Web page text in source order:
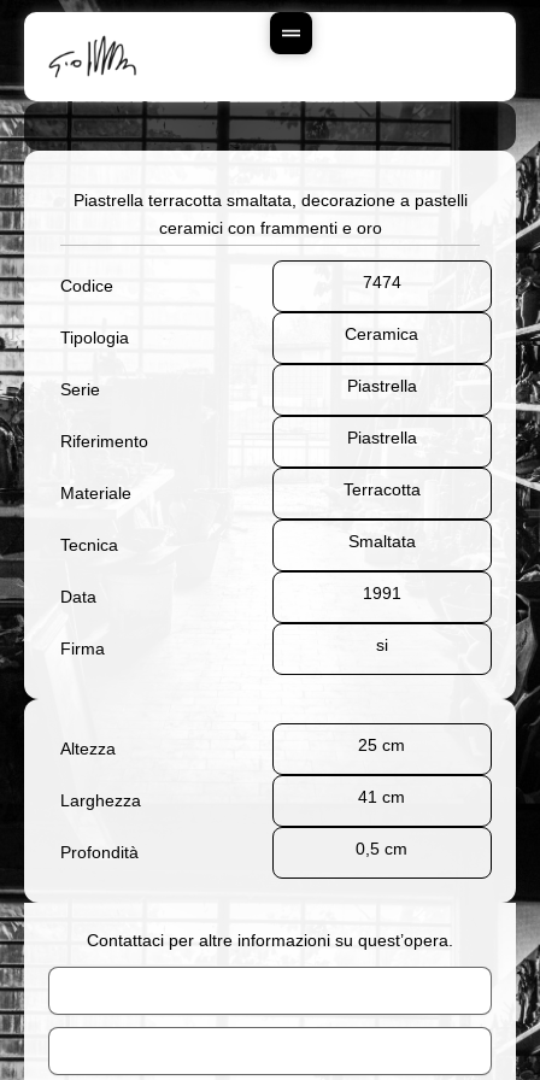
Contenuto
Piastrella terracotta smaltata, decorazione a pastelli
ceramici con frammenti e oro
Codice 7474
Tipologia Ceramica
Serie Piastrella
Riferimento Piastrella
Materiale Terracotta
Tecnica Smaltata
Data 1991
Firma si
Altezza 25 cm
Larghezza 41 cm
Profondità 0,5 cm
Contattaci per altre informazioni su quest’opera.
Nome
Email